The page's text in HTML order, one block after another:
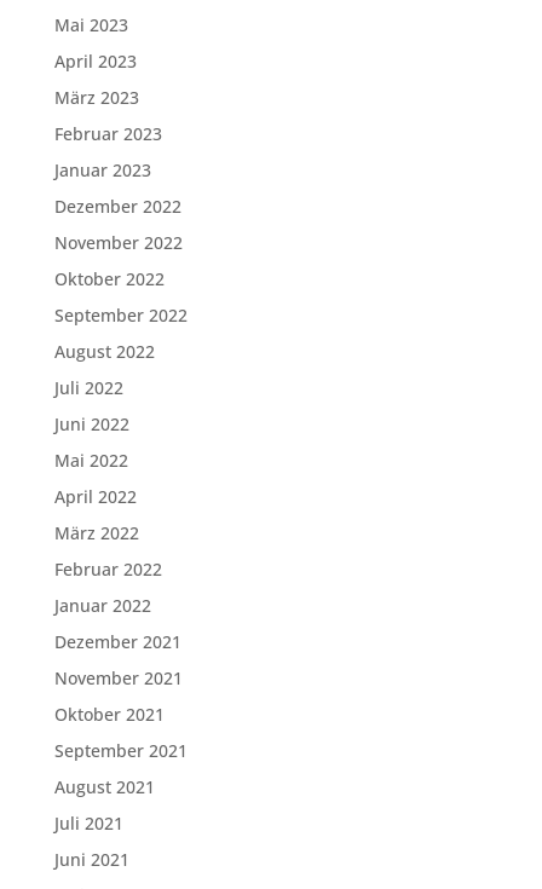
Mai 2023
April 2023
März 2023
Februar 2023
Januar 2023
Dezember 2022
November 2022
Oktober 2022
September 2022
August 2022
Juli 2022
Juni 2022
Mai 2022
April 2022
März 2022
Februar 2022
Januar 2022
Dezember 2021
November 2021
Oktober 2021
September 2021
August 2021
Juli 2021
Juni 2021